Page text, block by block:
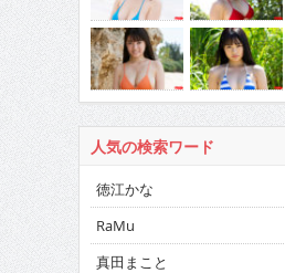
人気の検索ワード
徳江かな
RaMu
真田まこと